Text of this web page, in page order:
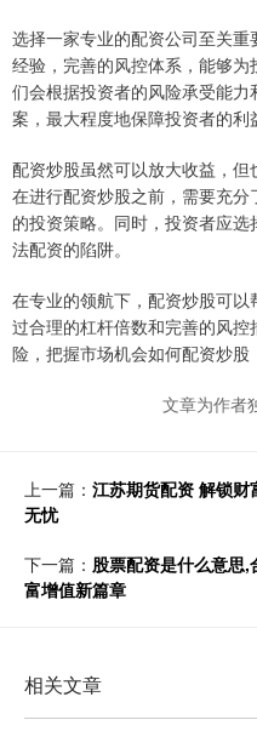
选择一家专业的配资公司至关
经验，完善的风控体系，能够
们会根据投资者的风险承受能
案，最大程度地保障投资者的利
配资炒股虽然可以放大收益，
在进行配资炒股之前，需要充
的投资策略。同时，投资者应
法配资的陷阱。
在专业的领航下，配资炒股可
过合理的杠杆倍数和完善的风
险，把握市场机会如何配资炒股
文章为作者
上一篇： 江苏期货配资 解锁
无忧
下一篇： 股票配资是什么意思
富增值新篇章
相关文章